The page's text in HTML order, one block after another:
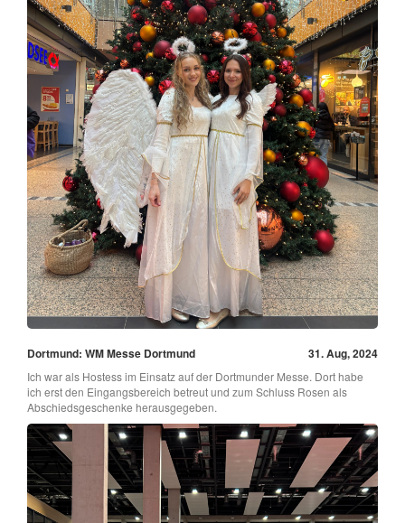
Dortmund: WM Messe Dortmund 31. Aug, 2024
Ich war als Hostess im Einsatz auf der Dortmunder Messe. Dort habe
ich erst den Eingangsbereich betreut und zum Schluss Rosen als
Abschiedsgeschenke herausgegeben.